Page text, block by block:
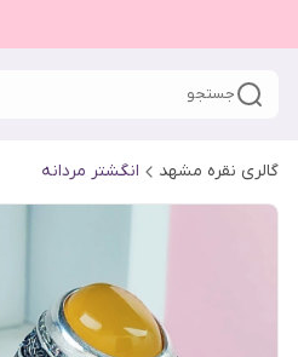
جستجو
گالری نقره مشهد انگشتر مردانه